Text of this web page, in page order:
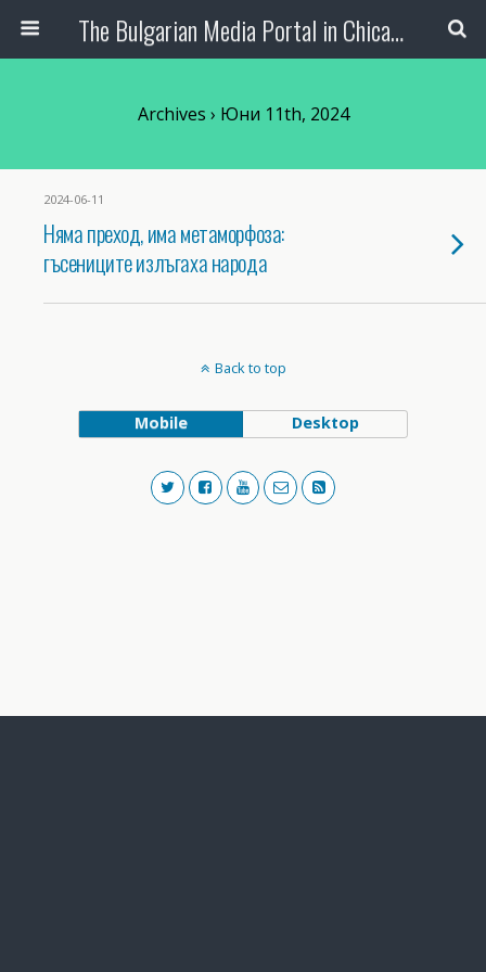
The Bulgarian Media Portal in Chicago
Archives › Юни 11th, 2024
2024-06-11
Няма преход, има метаморфоза:
гъсениците излъгаха народа
Back to top
Mobile Desktop